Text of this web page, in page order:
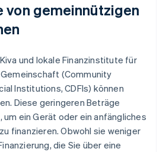
von gemeinnützigen
und lokale Finanzinstitute für
(Community
Institutions, CDFIs) können
Diese geringeren Beträge
um ein Gerät oder ein anfängliches
zu finanzieren. Obwohl sie weniger
die Sie über eine